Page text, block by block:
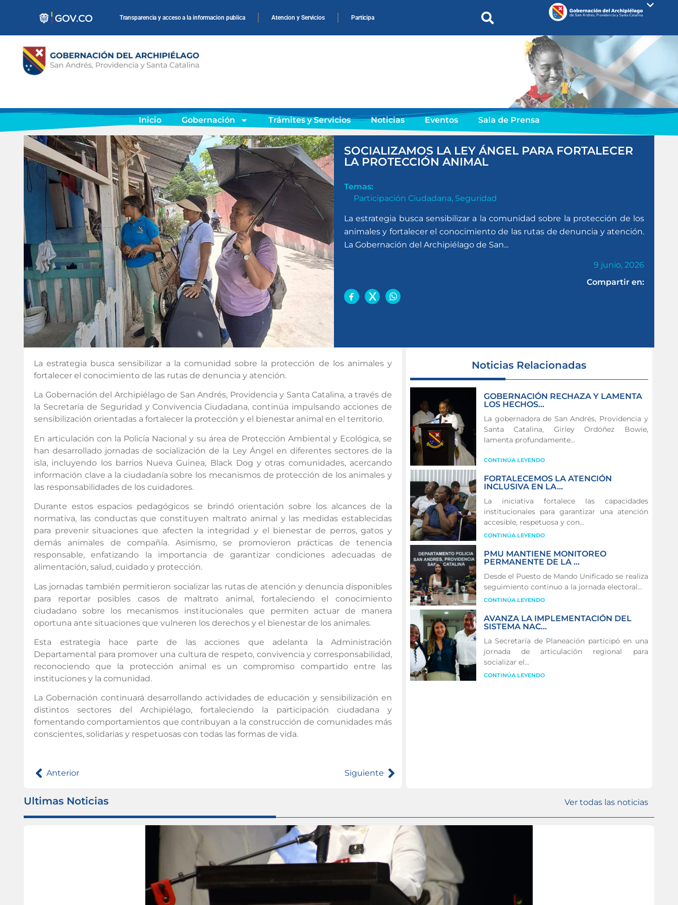
Transparencia y acceso a la informacion publica Atencion y Servicios Participa
Inicio Gobernación Trámites y Servicios Noticias Eventos Sala de Prensa
SOCIALIZAMOS LA LEY ÁNGEL PARA FORTALECER
LA PROTECCIÓN ANIMAL
Temas:
Participación Ciudadana, Seguridad
La estrategia busca sensibilizar a la comunidad sobre la protección de los
animales y fortalecer el conocimiento de las rutas de denuncia y atención.
La Gobernación del Archipiélago de San...
9 junio, 2026
Compartir en:
La estrategia busca sensibilizar a la comunidad sobre la protección de los animales y
fortalecer el conocimiento de las rutas de denuncia y atención.
La Gobernación del Archipiélago de San Andrés, Providencia y Santa Catalina, a través de
la Secretaría de Seguridad y Convivencia Ciudadana, continúa impulsando acciones de
sensibilización orientadas a fortalecer la protección y el bienestar animal en el territorio.
En articulación con la Policía Nacional y su área de Protección Ambiental y Ecológica, se
han desarrollado jornadas de socialización de la Ley Ángel en diferentes sectores de la
isla, incluyendo los barrios Nueva Guinea, Black Dog y otras comunidades, acercando
información clave a la ciudadanía sobre los mecanismos de protección de los animales y
las responsabilidades de los cuidadores.
Durante estos espacios pedagógicos se brindó orientación sobre los alcances de la
normativa, las conductas que constituyen maltrato animal y las medidas establecidas
para prevenir situaciones que afecten la integridad y el bienestar de perros, gatos y
demás animales de compañía. Asimismo, se promovieron prácticas de tenencia
responsable, enfatizando la importancia de garantizar condiciones adecuadas de
alimentación, salud, cuidado y protección.
Las jornadas también permitieron socializar las rutas de atención y denuncia disponibles
para reportar posibles casos de maltrato animal, fortaleciendo el conocimiento
ciudadano sobre los mecanismos institucionales que permiten actuar de manera
oportuna ante situaciones que vulneren los derechos y el bienestar de los animales.
Esta estrategia hace parte de las acciones que adelanta la Administración
Departamental para promover una cultura de respeto, convivencia y corresponsabilidad,
reconociendo que la protección animal es un compromiso compartido entre las
instituciones y la comunidad.
La Gobernación continuará desarrollando actividades de educación y sensibilización en
distintos sectores del Archipiélago, fortaleciendo la participación ciudadana y
fomentando comportamientos que contribuyan a la construcción de comunidades más
conscientes, solidarias y respetuosas con todas las formas de vida.
Anterior Siguiente
Noticias Relacionadas
GOBERNACIÓN RECHAZA Y LAMENTA
LOS HECHOS...
La gobernadora de San Andrés, Providencia y
Santa Catalina, Girley Ordóñez Bowie,
lamenta profundamente...
CONTINÚA LEYENDO
FORTALECEMOS LA ATENCIÓN
INCLUSIVA EN LA...
La iniciativa fortalece las capacidades
institucionales para garantizar una atención
accesible, respetuosa y con...
CONTINÚA LEYENDO
PMU MANTIENE MONITOREO
PERMANENTE DE LA ...
Desde el Puesto de Mando Unificado se realiza
seguimiento continuo a la jornada electoral...
CONTINÚA LEYENDO
AVANZA LA IMPLEMENTACIÓN DEL
SISTEMA NAC...
La Secretaría de Planeación participó en una
jornada de articulación regional para
socializar el...
CONTINÚA LEYENDO
Ultimas Noticias Ver todas las noticias